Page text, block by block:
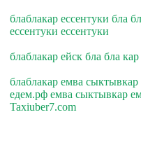
блаблакар ессентуки бла
ессентуки ессентуки
блаблакар ейск бла бла
блаблакар емва
едем.рф емва сыктывкар
Taxiuber7.com